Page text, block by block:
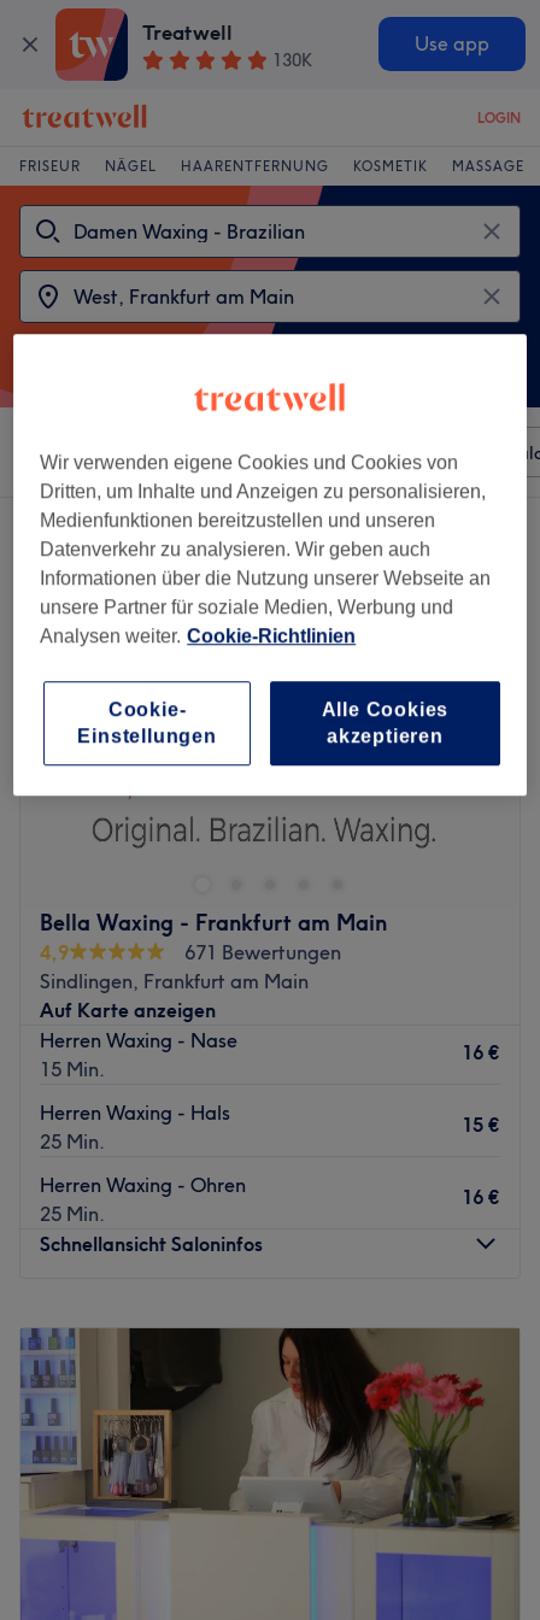
Treatwell
130K
Use app
LOGIN
FRISEUR NÄGEL HAARENTFERNUNG KOSMETIK MASSAGE
Sortieren nach Beliebiger Preis Besonderheiten
2 Salons die anbieten:
damen waxing - brazilian in West, Frankfurt am Main
Bella Waxing - Frankfurt am Main
4,9
671 Bewertungen
Sindlingen, Frankfurt am Main
Auf Karte anzeigen
Herren Waxing - Nase
15 Min.
16 €
Herren Waxing - Hals
25 Min.
15 €
Herren Waxing - Ohren
25 Min.
16 €
Schnellansicht Saloninfos
Dienstag
10:00
Mittwoch
10:00–20:00
Donnerstag
10:00–20:00
Freitag
10:00–20:00
Samstag
Geschlossen
Sonntag
Geschlossen
Direkt am Sindlinger Bahnhof im Westen Frankfurts wird
Wir verwenden eigene Cookies und Cookies von
Dritten, um Inhalte und Anzeigen zu personalisieren,
Medienfunktionen bereitzustellen und unseren
Datenverkehr zu analysieren. Wir geben auch
Informationen über die Nutzung unserer Webseite an
unsere Partner für soziale Medien, Werbung und
Analysen weiter. Cookie-Richtlinien
Cookie-
Einstellungen
Alle Cookies
akzeptieren